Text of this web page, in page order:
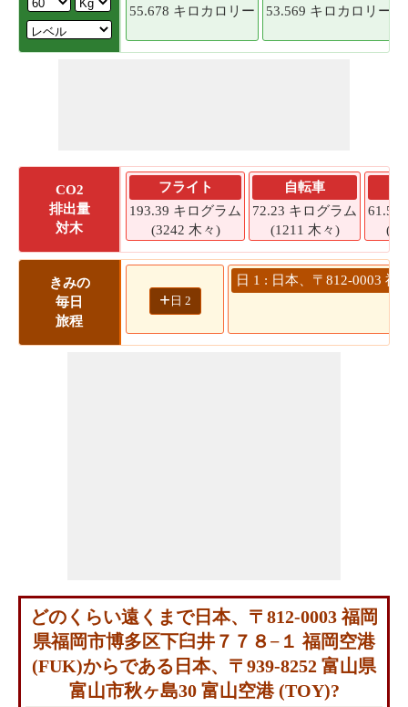
55.678 キロカロリー
53.569 キロカロリー
CO2
排出量
対木
フライト
193.39 キログラム
(3242 木々)
自転車
72.23 キログラム
(1211 木々)
61.51
きみの
毎日
旅程
+ 日 2
日 1 : 日本、〒812-0003
どのくらい遠くまで日本、〒812-0003 福岡
県福岡市博多区下臼井７７８−１ 福岡空港
(FUK)からである日本、〒939-8252 富山県
富山市秋ヶ島30 富山空港 (TOY)?